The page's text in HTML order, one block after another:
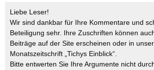
Liebe Leser!
Wir sind dankbar für Ihre Kommentare und
Beteiligung sehr. Ihre Zuschriften können
Beiträge auf der Site erscheinen oder in
Monatszeitschrift „Tichys Einblick“.
Bitte entwerten Sie Ihre Argumente nicht